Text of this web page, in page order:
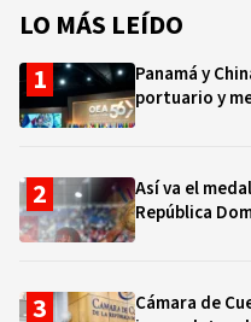
LO MÁS LEÍDO
Panamá y
portuario y
Así va el
República
Cámara de